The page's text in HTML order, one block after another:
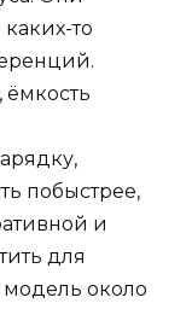
то
побыстрее,
и
для
модель около